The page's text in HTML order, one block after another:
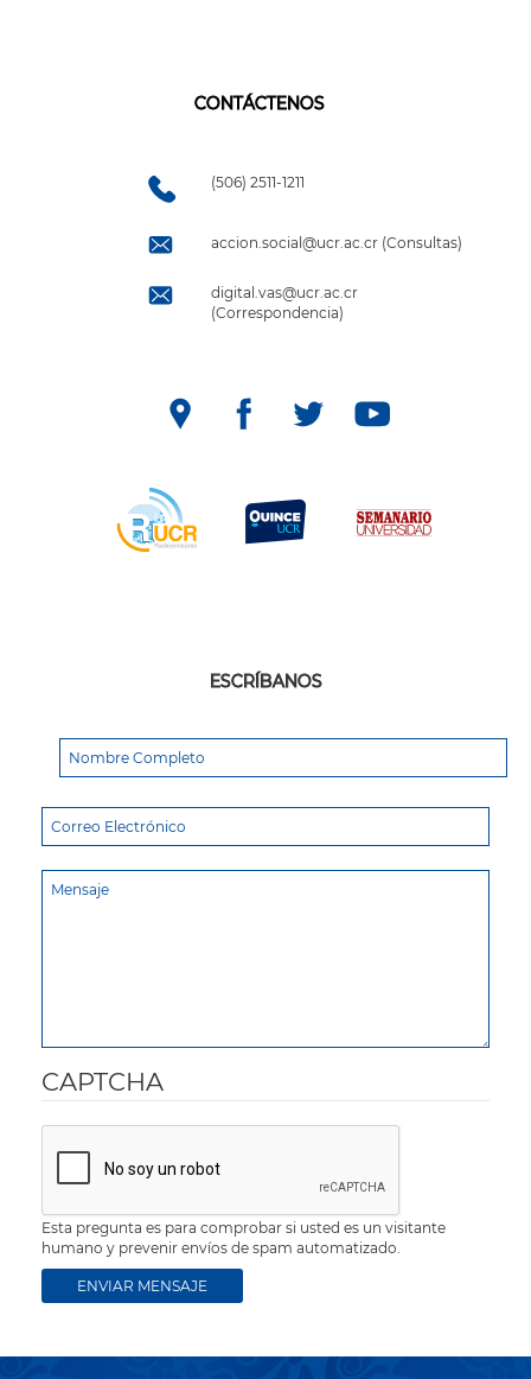
CONTÁCTENOS
(506) 2511-1211
accion.social@ucr.ac.cr (Consultas)
digital.vas@ucr.ac.cr
(Correspondencia)
ESCRÍBANOS
CAPTCHA
Esta pregunta es para comprobar si usted es un visitante
humano y prevenir envíos de spam automatizado.